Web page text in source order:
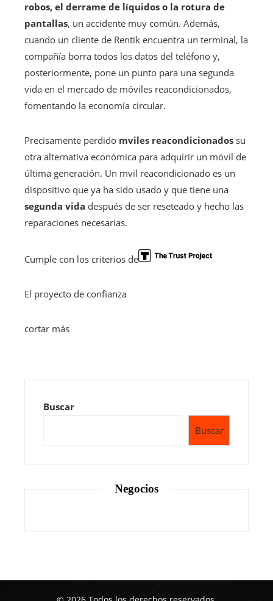
robos, el derrame de líquidos o la rotura de
pantallas, un accidente muy común. Además,
cuando un cliente de Rentik encuentra un terminal, la
compañía borra todos los datos del teléfono y,
posteriormente, pone un punto para una segunda
vida en el mercado de móviles reacondicionados,
fomentando la economía circular.
Precisamente perdido mviles reacondicionados su
otra alternativa económica para adquirir un móvil de
última generación. Un mvil reacondicionado es un
dispositivo que ya ha sido usado y que tiene una
segunda vida después de ser reseteado y hecho las
reparaciones necesarias.
Cumple con los criterios de
El proyecto de confianza
cortar más
Buscar
Buscar
Negocios